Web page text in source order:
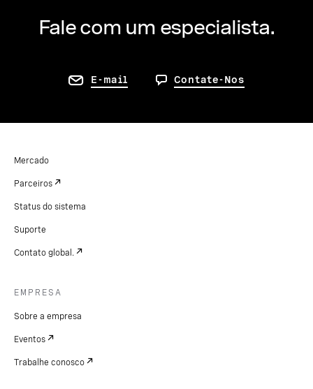
Fale com um especialista.
E-mail Contate-Nos
Mercado
Parceiros
Status do sistema
Suporte
Contato global.
EMPRESA
Sobre a empresa
Eventos
Trabalhe conosco